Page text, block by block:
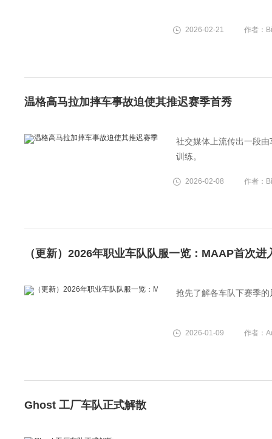
2026-02-21 作者：
温格高马拉加摔车事故迫使其推迟赛季首秀
社交媒体上流传出一段
训练。
2026-02-08 作者：
（更新）2026年职业车队队服一览：MAAP首次进
抢先了解各车队下赛季的
2026-01-09 作者：
Ghost 工厂车队正式解散